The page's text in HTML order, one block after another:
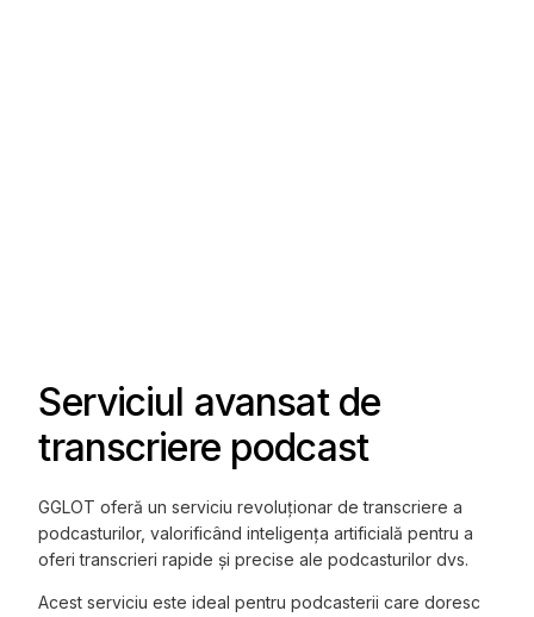
Serviciul avansat de
transcriere podcast
GGLOT oferă un serviciu revoluționar de transcriere a
podcasturilor, valorificând inteligența artificială pentru a
oferi transcrieri rapide și precise ale podcasturilor dvs.
Acest serviciu este ideal pentru podcasterii care doresc